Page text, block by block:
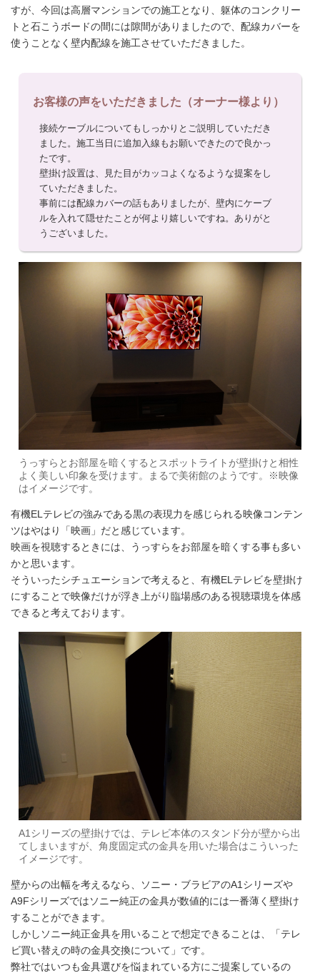
すが、今回は高層マンションでの施工となり、躯体のコンクリー
トと石こうボードの間には隙間がありましたので、配線カバーを
使うことなく壁内配線を施工させていただきました。
お客様の声をいただきました（オーナー様より）
接続ケーブルについてもしっかりとご説明していただき
ました。施工当日に追加入線もお願いできたので良かっ
たです。
壁掛け設置は、見た目がカッコよくなるような提案をし
ていただきました。
事前には配線カバーの話もありましたが、壁内にケーブ
ルを入れて隠せたことが何より嬉しいですね。ありがと
うございました。
うっすらとお部屋を暗くするとスポットライトが壁掛けと相性
よく美しい印象を受けます。まるで美術館のようです。※映像
はイメージです。
有機ELテレビの強みである黒の表現力を感じられる映像コンテン
ツはやはり「映画」だと感じています。
映画を視聴するときには、うっすらをお部屋を暗くする事も多い
かと思います。
そういったシチュエーションで考えると、有機ELテレビを壁掛け
にすることで映像だけが浮き上がり臨場感のある視聴環境を体感
できると考えております。
A1シリーズの壁掛けでは、テレビ本体のスタンド分が壁から出
てしまいますが、角度固定式の金具を用いた場合はこういった
イメージです。
壁からの出幅を考えるなら、ソニー・ブラビアのA1シリーズや
A9Fシリーズではソニー純正の金具が数値的には一番薄く壁掛け
することができます。
しかしソニー純正金具を用いることで想定できることは、「テレ
ビ買い替えの時の金具交換について」です。
弊社ではいつも金具選びを悩まれている方にご提案しているの